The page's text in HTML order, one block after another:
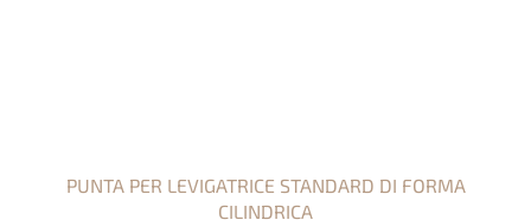
PUNTA PER LEVIGATRICE STANDARD DI FORMA
CILINDRICA